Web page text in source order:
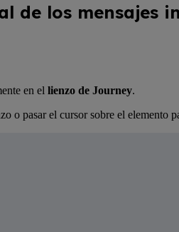
los mensajes
en el lienzo de Journey.
o pasar el cursor sobre el elemento